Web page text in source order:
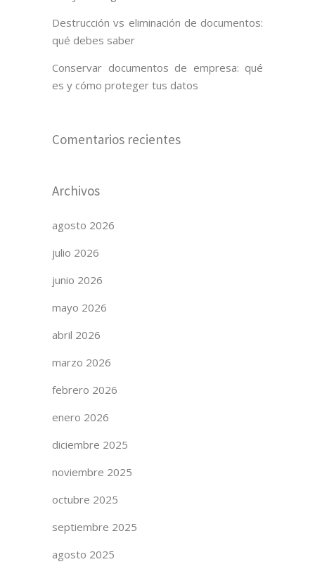
Destrucción vs eliminación de documentos:
qué debes saber
Conservar documentos de empresa: qué
es y cómo proteger tus datos
Comentarios recientes
Archivos
agosto 2026
julio 2026
junio 2026
mayo 2026
abril 2026
marzo 2026
febrero 2026
enero 2026
diciembre 2025
noviembre 2025
octubre 2025
septiembre 2025
agosto 2025